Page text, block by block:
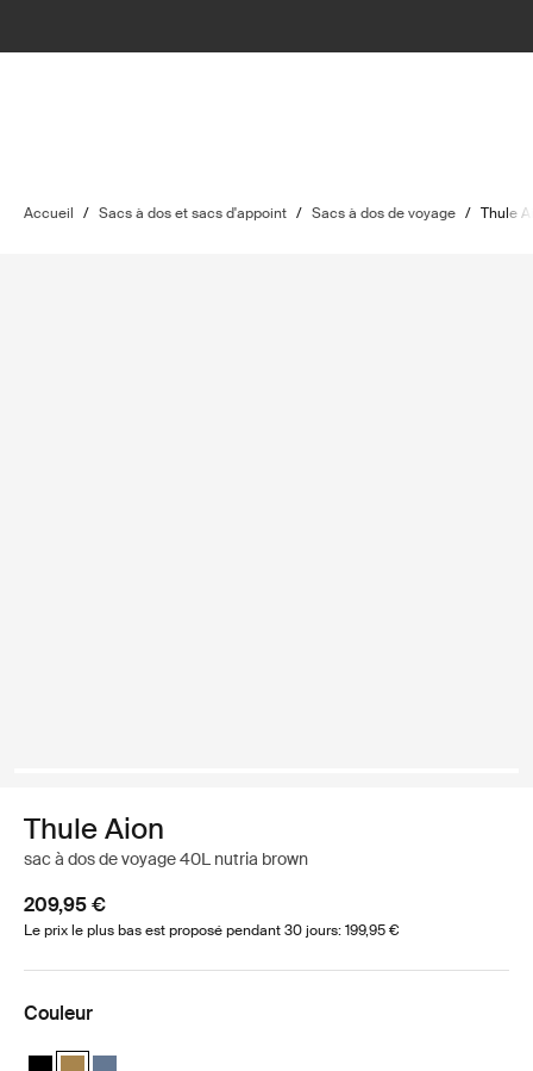
Accueil / Sacs à dos et sacs d'appoint / Sacs à dos de voyage / Thule
Thule Aion
sac à dos de voyage 40L nutria brown
209,95 €
Le prix le plus bas est proposé pendant 30 jours: 199,95 €
Couleur
Thule Aion travel backpack 40L Noir
Thule Aion travel backpack 40L Nutria brown (selected)
Thule Aion travel backpack 40L Ardoise foncée